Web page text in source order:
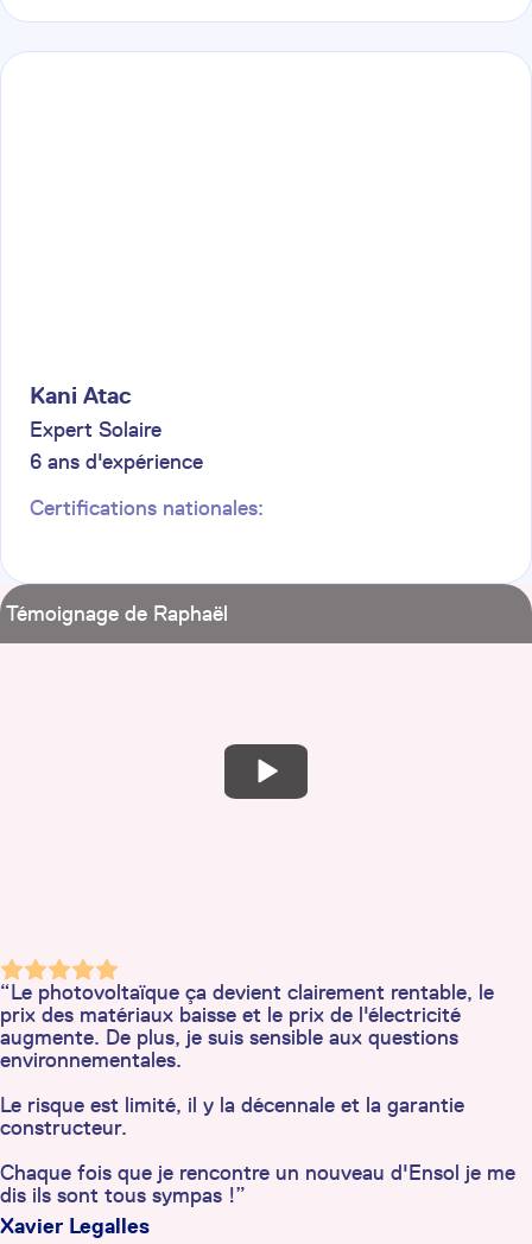
Kani Atac
Expert Solaire
6 ans d'expérience
Certifications nationales:
Témoignage de Raphaël
“Le photovoltaïque ça devient clairement rentable, le
prix des matériaux baisse et le prix de l'électricité
augmente. De plus, je suis sensible aux questions
environnementales.
Le risque est limité, il y la décennale et la garantie
constructeur.
Chaque fois que je rencontre un nouveau d'Ensol je me
dis ils sont tous sympas !”
Xavier Legalles